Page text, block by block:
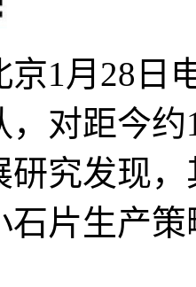
京1月28日
，对距今
研究发现
石片生产